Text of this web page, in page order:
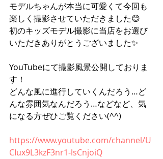
モデルちゃんが本当に可愛くて今回も
楽しく撮影させていただきました😊
初のキッズモデル撮影に当店をお選び
いただきありがとうございました✨
YouTubeにて撮影風景公開しておりま
す！
どんな風に進行していくんだろう…ど
んな雰囲気なんだろう…などなど、気
になる方ぜひご覧ください(^^)
https://www.youtube.com/channel/U
CIux9L3kzF3nr1-lsCnjoiQ